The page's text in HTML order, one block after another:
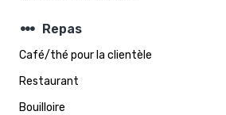
steppers Repas
Café/thé pour la clientèle
Restaurant
Bouilloire